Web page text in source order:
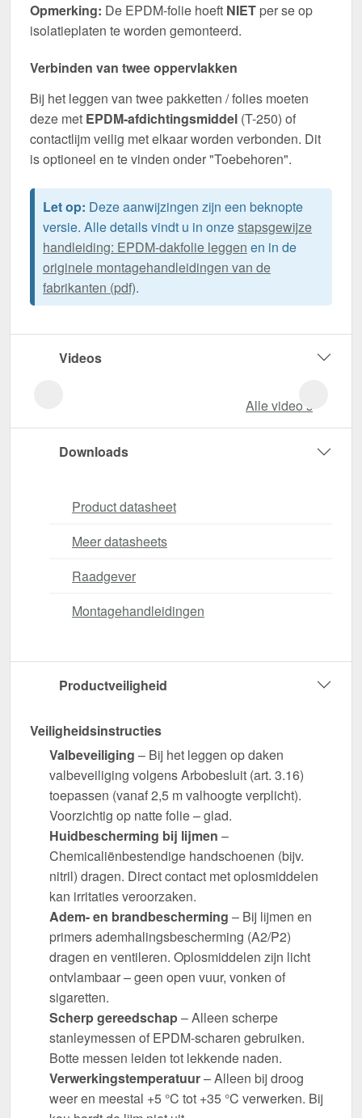
Opmerking: De EPDM-folie hoeft NIET per se op
isolatieplaten te worden gemonteerd.
Verbinden van twee oppervlakken
Bij het leggen van twee pakketten / folies moeten
deze met EPDM-afdichtingsmiddel (T-250) of
contactlijm veilig met elkaar worden verbonden. Dit
is optioneel en te vinden onder "Toebehoren".
Let op: Deze aanwijzingen zijn een beknopte
versie. Alle details vindt u in onzestapsgewijze
handleiding: EPDM-dakfolie leggen en in de
originele montagehandleidingen van de
fabrikanten (pdf).
Videos
Alle video‘s
Downloads
Product datasheet
Meer datasheets
Raadgever
Montagehandleidingen
Productveiligheid
Veiligheidsinstructies
Valbeveiliging – Bij het leggen op daken
valbeveiliging volgens Arbobesluit (art. 3.16)
toepassen (vanaf 2,5 m valhoogte verplicht).
Voorzichtig op natte folie – glad.
Huidbescherming bij lijmen –
Chemicaliënbestendige handschoenen (bijv.
nitril) dragen. Direct contact met oplosmiddelen
kan irritaties veroorzaken.
Adem- en brandbescherming – Bij lijmen en
primers ademhalingsbescherming (A2/P2)
dragen en ventileren. Oplosmiddelen zijn licht
ontvlambaar – geen open vuur, vonken of
sigaretten.
Scherp gereedschap– Alleen scherpe
stanleymessen of EPDM-scharen gebruiken.
Botte messen leiden tot lekkende naden.
Verwerkingstemperatuur– Alleen bij droog
weer en meestal +5 °C tot +35 °C verwerken. Bij